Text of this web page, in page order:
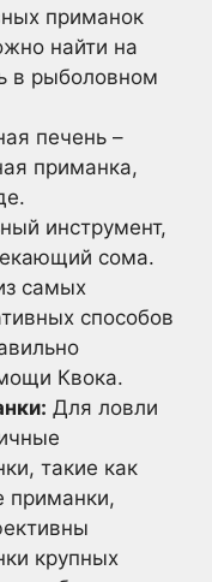
приманок
найти на
в рыболовном
печень –
приманка,
инструмент,
сома.
самых
способов
Квока.
Для ловли
такие как
приманки,
крупных